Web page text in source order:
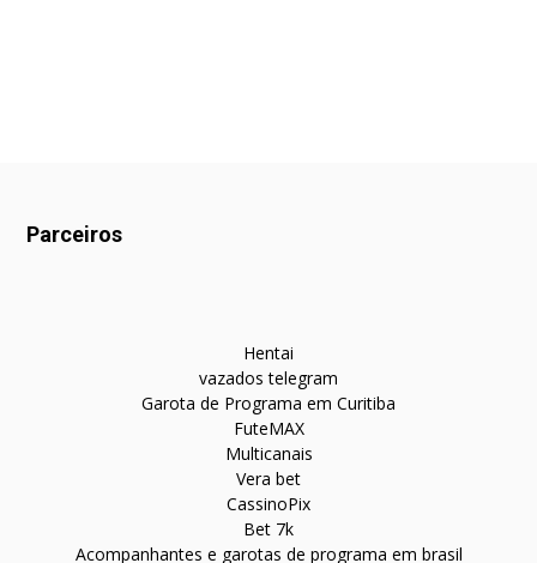
Parceiros
Hentai
vazados telegram
Garota de Programa em Curitiba
FuteMAX
Multicanais
Vera bet
CassinoPix
Bet 7k
Acompanhantes e garotas de programa em brasil